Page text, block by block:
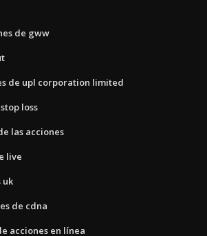
de gww
de upl corporation limited
loss
las acciones
live
uk
de cdna
acciones en línea